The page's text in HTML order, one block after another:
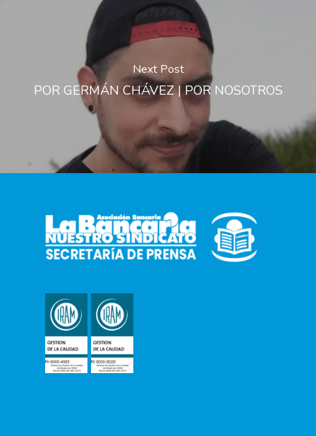
Next Post
POR GERMÁN CHÁVEZ | POR NOSOTROS